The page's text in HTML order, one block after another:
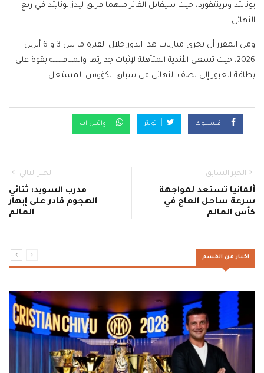
يونايتد وبرينتفورد، حيث سيقابل الفائز منهما فريق ليدز يونايتد في ربع
النهائي.
ومن المقرر أن تجرى مباريات هذا الدور خلال الفترة ما بين 3 و 6 أبريل
2026، حيث تسعى الأندية المتأهلة لإثبات جدارتها والمنافسة بقوة على
بطاقة العبور إلى نصف النهائي في سباق الكؤوس المشتعل.
فيسبوك تويتر واتس اب
الخبر السابق
ألمانيا تستعد لمواجهة
سرعة ساحل العاج في
كأس العالم
الخبر التالي
مدرب السويد: ثنائي
الهجوم قادر على إبهار
العالم
اخبار من القسم